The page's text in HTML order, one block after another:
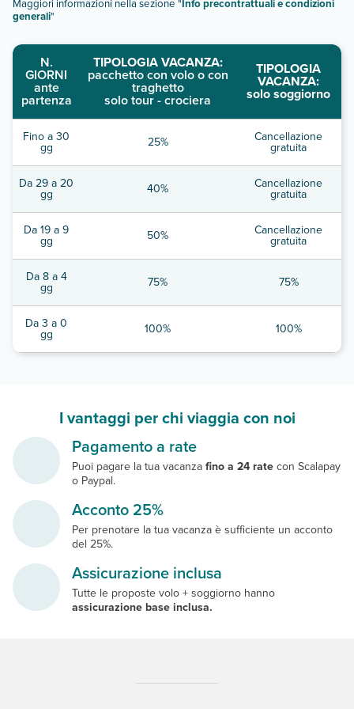
Maggiori informazioni nella sezione "Info precontrattuali e condizioni
generali"
N.
GIORNI
ante
partenza
TIPOLOGIA VACANZA:
pacchetto con volo o con
traghetto
solo tour - crociera
TIPOLOGIA
VACANZA:
solo soggiorno
Fino a 30
gg 25% Cancellazione
gratuita
Da 29 a 20
gg 40% Cancellazione
gratuita
Da 19 a 9
gg 50% Cancellazione
gratuita
Da 8 a 4
gg 75% 75%
Da 3 a 0
gg 100% 100%
I vantaggi per chi viaggia con noi
Pagamento a rate
Puoi pagare la tua vacanzafino a 24 ratecon Scalapay
o Paypal.
Acconto 25%
Per prenotare la tua vacanza è sufficiente un acconto
del 25%.
Assicurazione inclusa
Tutte le proposte volo + soggiorno hanno
assicurazione base inclusa.